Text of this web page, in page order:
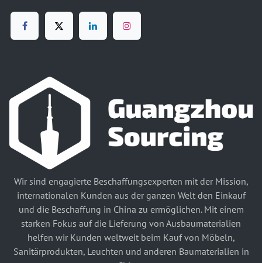
Wir sind engagierte Beschaffungsexperten mit der Mission,
internationalen Kunden aus der ganzen Welt den Einkauf
und die Beschaffung in China zu ermöglichen. Mit einem
starken Fokus auf die Lieferung von Ausbaumaterialien
helfen wir Kunden weltweit beim Kauf von Möbeln,
Sanitärprodukten, Leuchten und anderen Baumaterialien in